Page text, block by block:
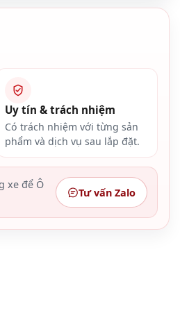
Uy tín & trách nhiệm
Có trách nhiệm với từng sản
phẩm và dịch vụ sau lắp đặt.
xe để Ô
Tư vấn Zalo